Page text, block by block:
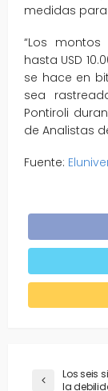
medidas
“Los
hasta USD
se hace en
sea
Pontiroli
de Analistas
Fuente:
Los seis
la